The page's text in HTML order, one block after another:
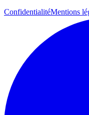
ConfidentialitéMentions